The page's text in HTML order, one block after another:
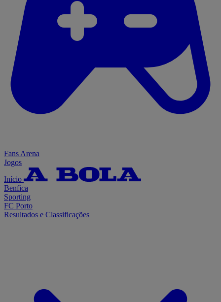
Fans Arena
Jogos
Início
Benfica
Sporting
FC Porto
Resultados e Classificações